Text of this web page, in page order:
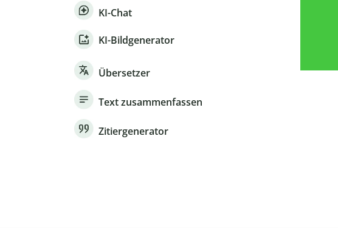
KI-Chat
KI-Bildgenerator
Übersetzer
Text zusammenfassen
Zitiergenerator